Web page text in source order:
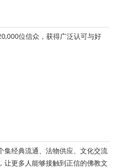
位信众，获得广泛认可与好
集经典流通、法物供应、文化交流
让更多人能够接触到正信的佛教文